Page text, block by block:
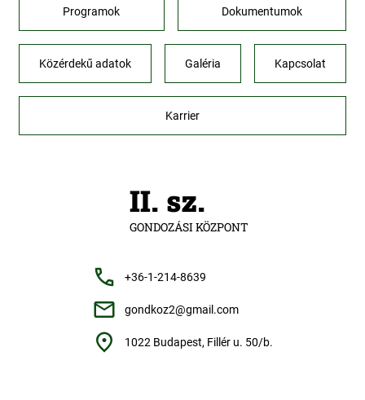
II. sz.
GONDOZÁSI KÖZPONT
+36-1-214-8639
gondkoz2@gmail.com
1022 Budapest, Fillér u. 50/b.
Programok Dokumentumok
Közérdekű adatok Galéria Kapcsolat
Karrier